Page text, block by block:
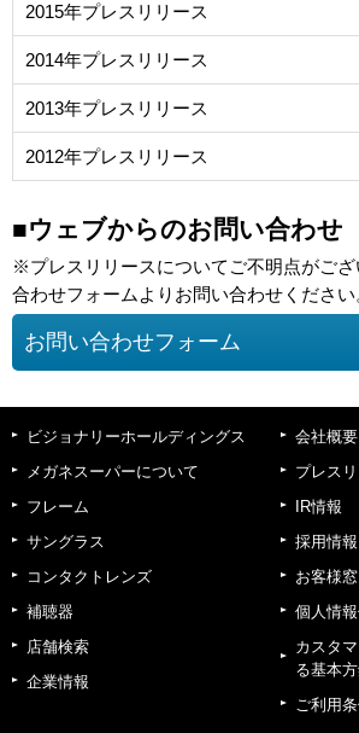
2015年プレスリリース
2014年プレスリリース
2013年プレスリリース
2012年プレスリリース
■ウェブからのお問い合わせ
※プレスリリースについてご不明点がご
合わせフォームよりお問い合わせください
お問い合わせフォーム
ビジョナリーホールディングス
メガネスーパーについて
フレーム
サングラス
コンタクトレンズ
補聴器
店舗検索
企業情報
会社概要
プレス
IR情報
採用情報
お客様窓
個人情
カスタ
る基本
ご利用